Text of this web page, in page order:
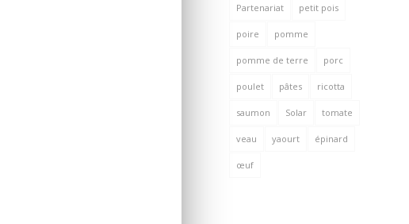
Partenariat petit pois
poire pomme
pomme de terre porc
poulet pâtes ricotta
saumon Solar tomate
veau yaourt épinard
œuf